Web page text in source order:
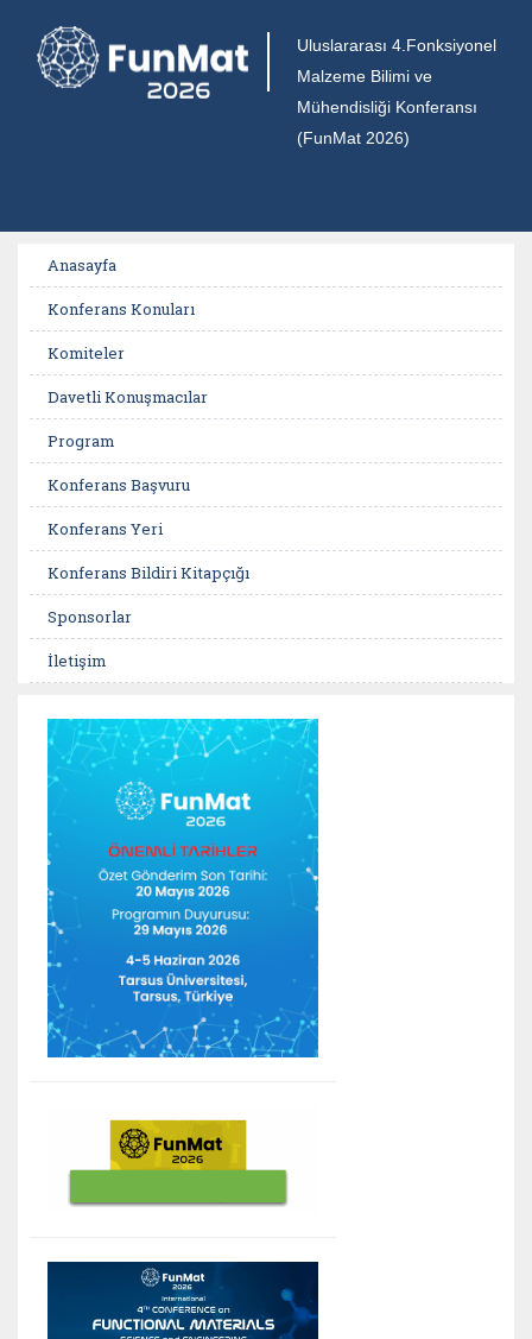
Uluslararası 4.Fonksiyonel
Malzeme Bilimi ve
Mühendisliği Konferansı
(FunMat 2026)
Anasayfa
Konferans Konuları
Komiteler
Davetli Konuşmacılar
Program
Konferans Başvuru
Konferans Yeri
Konferans Bildiri Kitapçığı
Sponsorlar
İletişim